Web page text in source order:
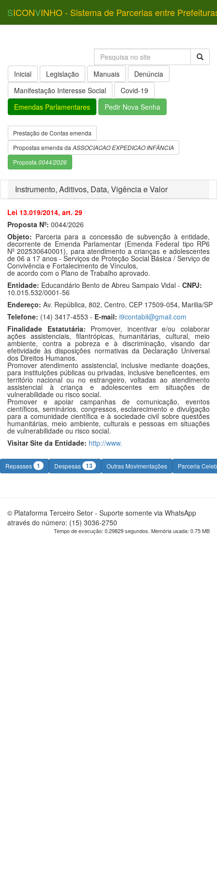
SICONVINHO - Sistema de Parcerias entre
Inicial Legislação Manuais
Denúncia
Manifestação Interesse Social
Covid-19
Emendas Parlamentares
Pedir Nova Senha
Prestação de Contas emenda
Propostas emenda da ASSOCIACAO EXPEDICAO INFÂNCIA
Proposta 0044/2026
Instrumento, Aditivos, Data, Vigência e Valor
Lei 13.019/2014, art. 29
Proposta Nº: 0044/2026
Objeto: Parceria para a concessão de subvenção à entidade,
decorrente de Emenda Parlamentar (Emenda Federal tipo RP6
Nº 202530640001), para atendimento a crianças e adolescentes
de 06 a 17 anos - Serviços de Proteção Social Básica / Serviço de
Convivência e Fortalecimento de Vínculos,
de acordo com o Plano de Trabalho aprovado.
Entidade: Educandário Bento de Abreu Sampaio Vidal - CNPJ:
10.015.532/0001-56
Endereço: Av. República, 802, Centro, CEP 17509-054, Marilia/SP
Telefone: (14) 3417-4553 - E-mail: i9contabil@gmail.com
Finalidade Estatutária: Promover, incentivar e/ou colaborar
ações assistenciais, filantrópicas, humanitárias, cultural, meio
ambiente, contra a pobreza e à discriminação, visando dar
efetividade às disposições normativas da Declaração Universal
dos Direitos Humanos.
Promover atendimento assistencial, inclusive mediante doações,
para instituições públicas ou privadas, inclusive beneficentes, em
território nacional ou no estrangeiro, voltadas ao atendimento
assistencial à criança e adolescentes em situações de
vulnerabilidade ou risco social.
Promover e apoiar campanhas de comunicação, eventos
científicos, seminários, congressos, esclarecimento e divulgação
para a comunidade científica e à sociedade civil sobre questões
humanitárias, meio ambiente, culturais e pessoas em situações
de vulnerabilidade ou risco social.
Visitar Site da Entidade: http://www.
Repasses 1 Despesas 13 Outras Movimentações Parceria
© Plataforma Terceiro Setor - Suporte somente via WhatsApp
através do número: (15) 3036-2750
Tempo de execução: 0.29829 segundos. Memória usada: 0.75 MB